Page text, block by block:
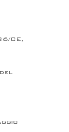
CE,